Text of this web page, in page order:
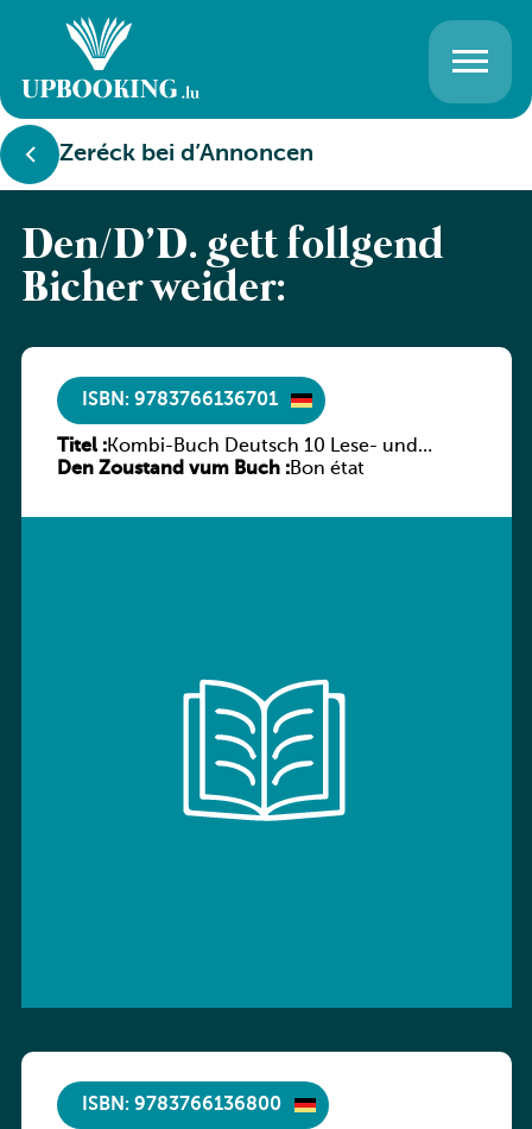
Zeréck bei d’Annoncen
Den/D’D. gëtt follgend
Bicher weider:
ISBN: 9783766136701
Titel :Kombi-Buch Deutsch 10 Lese- und
Sprachbuch
Den Zoustand vum Buch :Bon état
ISBN: 9783766136800